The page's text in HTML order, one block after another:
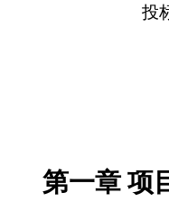
投
第一章 项